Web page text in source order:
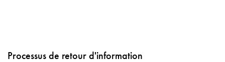
Processus de retour d'information